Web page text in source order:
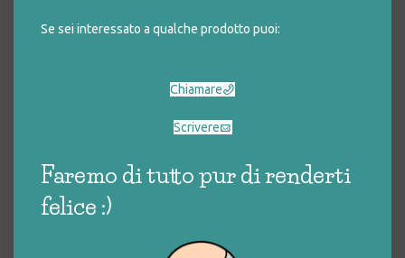
Se sei interessato a qualche prodotto puoi:
Chiamare
Scrivere
Faremo di tutto pur di renderti
felice :)